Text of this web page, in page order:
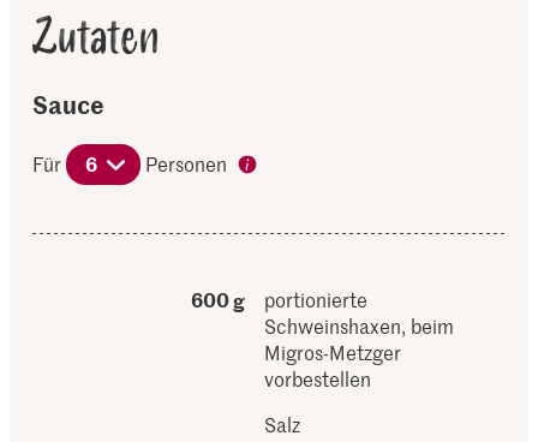
Zutaten
Sauce
Für 6 Personen
600 g
portionierte
Schweinshaxen, beim
Migros-Metzger
vorbestellen
Salz